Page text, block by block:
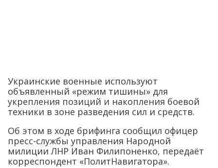
Украинские военные используют
объявленный «режим тишины» для
укрепления позиций и накопления боевой
техники в зоне разведения сил и средств.
Об этом в ходе брифинга сообщил офицер
пресс-службы управления Народной
милиции ЛНР Иван Филипоненко, передаёт
корреспондент «ПолитНавигатора».